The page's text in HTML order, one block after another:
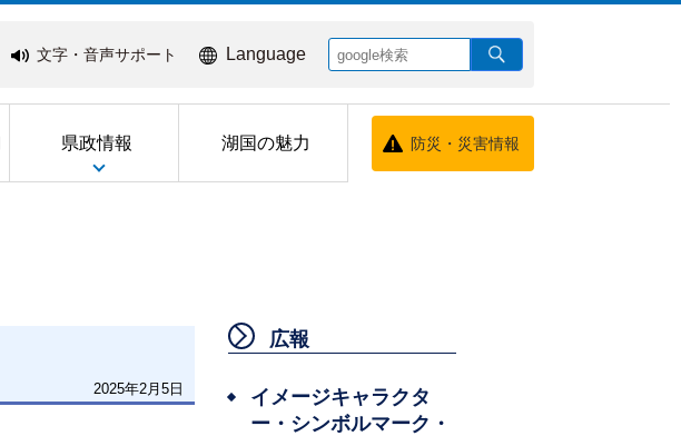
文字・音声サポート Language
県政情報 湖国の魅力 防災・災害情報
2025年2月5日
広報
イメージキャラクタ
ー・シンボルマーク・